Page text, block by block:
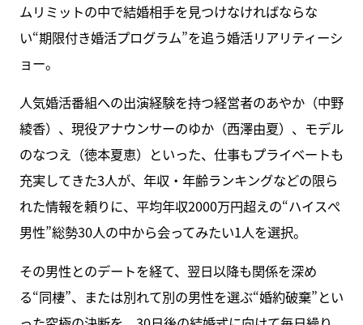
ムリミットの中で結婚相手を見つけなければならな
い“期限付き婚活プログラム”を追う婚活リアリティーシ
ョー。
人気婚活番組への出演経験を持つ経営者のあやか（中野
綾香）、現役アナウンサーのゆか（西澤由夏）、モデル
のなつえ（徳本夏恵）といった、仕事もプライベートも
充実してきた3人が、年収・年齢ランキングなどの限ら
れた情報を頼りに、平均年収2000万円超えの“ハイスぺ
男性”総勢30人の中から会ってみたい1人を選択。
その男性とのデートを経て、翌日以降も関係を深め
る“同棲”、または別れて別の男性を選ぶ“婚約破棄”とい